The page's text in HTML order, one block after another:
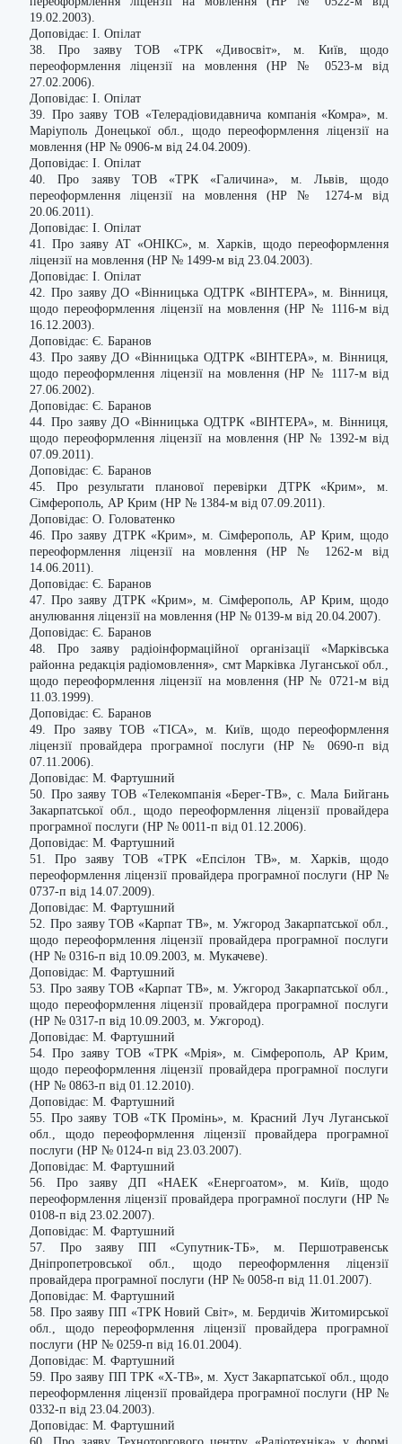
19.02.2003).
Доповідає: І. Опілат
38. Про заяву ТОВ «ТРК «Дивосвіт», м. Київ, щодо
переоформлення ліцензії на мовлення (НР № 0523-м від
27.02.2006).
Доповідає: І. Опілат
39. Про заяву ТОВ «Телерадіовидавнича компанія «Комра», м.
Маріуполь Донецької обл., щодо переоформлення ліцензії на
мовлення (НР № 0906-м від 24.04.2009).
Доповідає: І. Опілат
40. Про заяву ТОВ «ТРК «Галичина», м. Львів, щодо
переоформлення ліцензії на мовлення (НР № 1274-м від
20.06.2011).
Доповідає: І. Опілат
41. Про заяву АТ «ОНІКС», м. Харків, щодо переоформлення
ліцензії на мовлення (НР № 1499-м від 23.04.2003).
Доповідає: І. Опілат
42. Про заяву ДО «Вінницька ОДТРК «ВІНТЕРА», м. Вінниця,
щодо переоформлення ліцензії на мовлення (НР № 1116-м від
16.12.2003).
Доповідає: Є. Баранов
43. Про заяву ДО «Вінницька ОДТРК «ВІНТЕРА», м. Вінниця,
щодо переоформлення ліцензії на мовлення (НР № 1117-м від
27.06.2002).
Доповідає: Є. Баранов
44. Про заяву ДО «Вінницька ОДТРК «ВІНТЕРА», м. Вінниця,
щодо переоформлення ліцензії на мовлення (НР № 1392-м від
07.09.2011).
Доповідає: Є. Баранов
45. Про результати планової перевірки ДТРК «Крим», м.
Сімферополь, АР Крим (НР № 1384-м від 07.09.2011).
Доповідає: О. Головатенко
46. Про заяву ДТРК «Крим», м. Сімферополь, АР Крим, щодо
переоформлення ліцензії на мовлення (НР № 1262-м від
14.06.2011).
Доповідає: Є. Баранов
47. Про заяву ДТРК «Крим», м. Сімферополь, АР Крим, щодо
анулювання ліцензії на мовлення (НР № 0139-м від 20.04.2007).
Доповідає: Є. Баранов
48. Про заяву радіоінформаційної організації «Марківська
районна редакція радіомовлення», смт Марківка Луганської обл.,
щодо переоформлення ліцензії на мовлення (НР № 0721-м від
11.03.1999).
Доповідає: Є. Баранов
49. Про заяву ТОВ «ТІСА», м. Київ, щодо переоформлення
ліцензії провайдера програмної послуги (НР № 0690-п від
07.11.2006).
Доповідає: М. Фартушний
50. Про заяву ТОВ «Телекомпанія «Берег-ТВ», с. Мала Бийгань
Закарпатської обл., щодо переоформлення ліцензії провайдера
програмної послуги (НР № 0011-п від 01.12.2006).
Доповідає: М. Фартушний
51. Про заяву ТОВ «ТРК «Епсілон ТВ», м. Харків, щодо
переоформлення ліцензії провайдера програмної послуги (НР №
0737-п від 14.07.2009).
Доповідає: М. Фартушний
52. Про заяву ТОВ «Карпат ТВ», м. Ужгород Закарпатської обл.,
щодо переоформлення ліцензії провайдера програмної послуги
(НР № 0316-п від 10.09.2003, м. Мукачеве).
Доповідає: М. Фартушний
53. Про заяву ТОВ «Карпат ТВ», м. Ужгород Закарпатської обл.,
щодо переоформлення ліцензії провайдера програмної послуги
(НР № 0317-п від 10.09.2003, м. Ужгород).
Доповідає: М. Фартушний
54. Про заяву ТОВ «ТРК «Мрія», м. Сімферополь, АР Крим,
щодо переоформлення ліцензії провайдера програмної послуги
(НР № 0863-п від 01.12.2010).
Доповідає: М. Фартушний
55. Про заяву ТОВ «ТК Промінь», м. Красний Луч Луганської
обл., щодо переоформлення ліцензії провайдера програмної
послуги (НР № 0124-п від 23.03.2007).
Доповідає: М. Фартушний
56. Про заяву ДП «НАЕК «Енергоатом», м. Київ, щодо
переоформлення ліцензії провайдера програмної послуги (НР №
0108-п від 23.02.2007).
Доповідає: М. Фартушний
57. Про заяву ПП «Супутник-ТБ», м. Першотравенськ
Дніпропетровської обл., щодо переоформлення ліцензії
провайдера програмної послуги (НР № 0058-п від 11.01.2007).
Доповідає: М. Фартушний
58. Про заяву ПП «ТРК Новий Світ», м. Бердичів Житомирської
обл., щодо переоформлення ліцензії провайдера програмної
послуги (НР № 0259-п від 16.01.2004).
Доповідає: М. Фартушний
59. Про заяву ПП ТРК «Х-ТВ», м. Хуст Закарпатської обл., щодо
переоформлення ліцензії провайдера програмної послуги (НР №
0332-п від 23.04.2003).
Доповідає: М. Фартушний